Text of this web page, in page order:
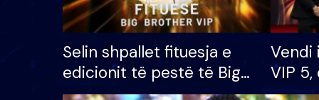
Selin shpallet fituesja e
edicionit të pestë të Big
Brother VIP, rrëmben
Vendi
VIP